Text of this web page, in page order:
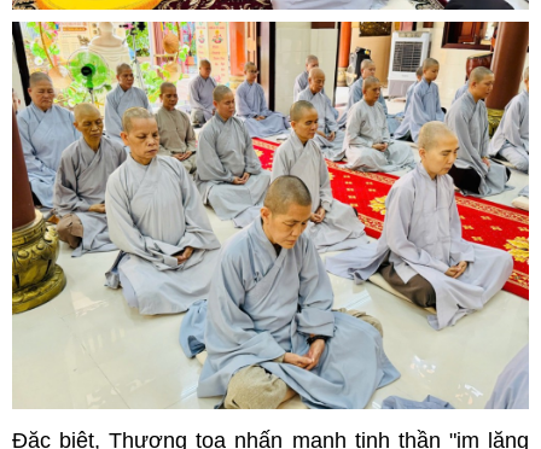
Đặc biệt, Thượng tọa nhấn mạnh tinh thần "im lặng